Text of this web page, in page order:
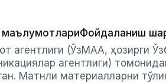
Фойдаланиш
агентлиги (ЎзМАА, ҳозирги
агентлиги)
Матнли материалларни